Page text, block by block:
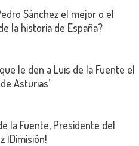
Sánchez el mejor o el
la historia de España?
le den a Luis de la Fuente el
Asturias’
la Fuente, Presidente del
¡Dimisión!